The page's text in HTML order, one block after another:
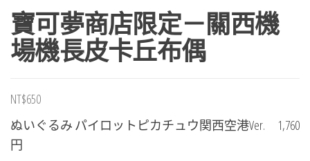
寶可夢商店限定－關西機
場機長皮卡丘布偶
NT$650
ぬいぐるみ パイロットピカチュウ関西空港Ver. 1,760
円